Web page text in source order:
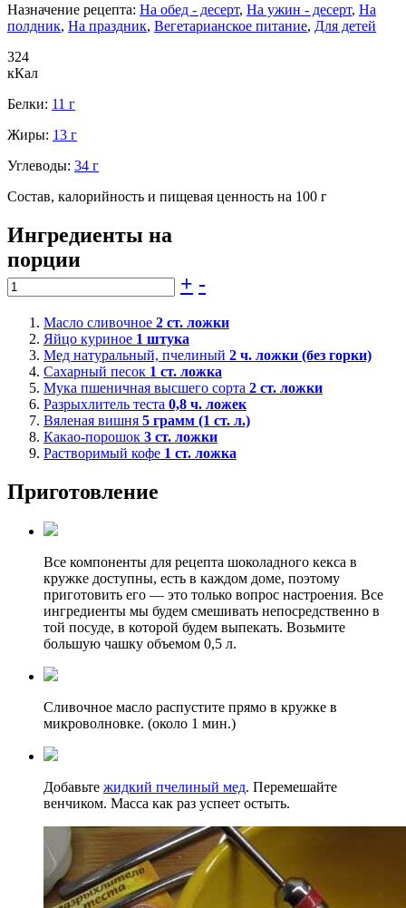
Назначение рецепта: На обед - десерт, На ужин - десерт, На
полдник, На праздник, Вегетарианское питание, Для детей
324
кКал
Белки: 11 г
Жиры: 13 г
Углеводы: 34 г
Состав, калорийность и пищевая ценность на 100 г
Ингредиенты на
порции
+ -
Масло сливочное 2 ст. ложки
Яйцо куриное 1 штука
Мед натуральный, пчелиный 2 ч. ложки (без горки)
Сахарный песок 1 ст. ложка
Мука пшеничная высшего сорта 2 ст. ложки
Разрыхлитель теста 0,8 ч. ложек
Вяленая вишня 5 грамм (1 ст. л.)
Какао-порошок 3 ст. ложки
Растворимый кофе 1 ст. ложка
Приготовление
Все компоненты для рецепта шоколадного кекса в
кружке доступны, есть в каждом доме, поэтому
приготовить его — это только вопрос настроения. Все
ингредиенты мы будем смешивать непосредственно в
той посуде, в которой будем выпекать. Возьмите
большую чашку объемом 0,5 л.
Сливочное масло распустите прямо в кружке в
микроволновке. (около 1 мин.)
Добавьте жидкий пчелиный мед. Перемешайте
венчиком. Масса как раз успеет остыть.